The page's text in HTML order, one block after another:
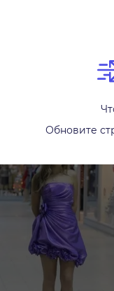
Обновите